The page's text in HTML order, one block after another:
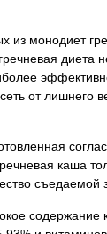
из монодиет
диета
от лишнего
каша
съедаемой